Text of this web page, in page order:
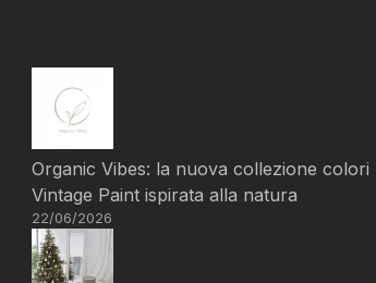
Organic Vibes: la nuova collezione colori
Vintage Paint ispirata alla natura
22/06/2026